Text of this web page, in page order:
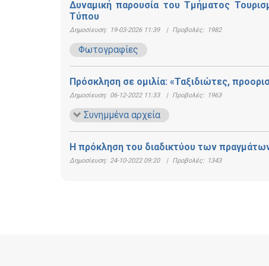
Δυναμική παρουσία του Τμήματος
Τύπου
Δημοσίευση: 19-03-2026 11:39 | Προβολές: 1982
Φωτογραφίες
Πρόσκληση σε ομιλία: «Ταξιδιώτες,
Δημοσίευση: 06-12-2022 11:33 | Προβολές: 1963
Συνημμένα αρχεία
Η πρόκληση του διαδικτύου των
Δημοσίευση: 24-10-2022 09:20 | Προβολές: 1343